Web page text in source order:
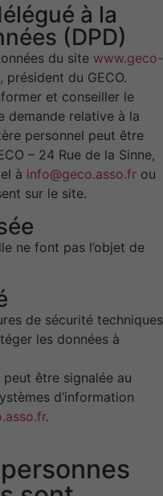
à la
(DPD)
du site www.geco-
président du GECO.
et conseiller le
demande relative à la
personnel peut être
– 24 Rue de la Sinne,
à info@geco.asso.fr ou
sur le site.
ne font pas l’objet de
de sécurité techniques
les données à
être signalée au
d’information
.